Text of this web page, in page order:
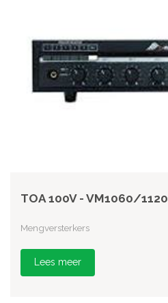
TOA 100V - VM1060/1120
Mengversterkers
Lees meer